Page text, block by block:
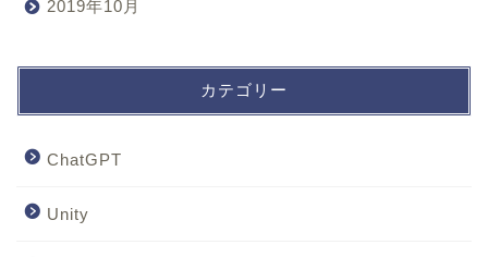
2019年10月
カテゴリー
ChatGPT
Unity